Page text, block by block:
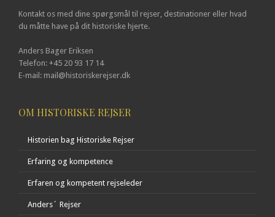
Kontakt os med dine spørgsmål til rejser, destinationer eller hvad
du måtte have på dit historiske hjerte.
Anders Bager Eriksen
Telefon: +45 20 93 17 14
E-mail: mail@historiskerejser.dk
OM HISTORISKE REJSER
Historien bag Historiske Rejser
Erfaring og kompetence
Erfaren og kompetent rejseleder
Anders´ Rejser